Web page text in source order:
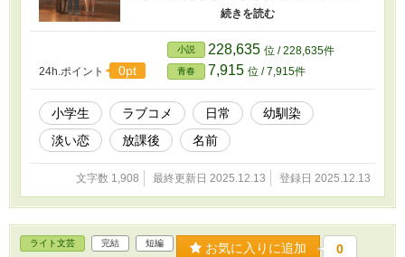
離感。 ただ名前の話をしていただけなのに、気
づけば、教室の空気は少しだけ違っていた。 こ
れは、大きな事件も派手な展開もない、幼馴染
二人の放課後を描いた、静かなラブコメ短編で
す。
24h.ポイント 0pt
小説 228,635 位 / 228,635件
青春 7,915 位 / 7,915件
小学生 ラブコメ 日常
幼馴染
淡い恋
放課後 名前
文字数 1,908 最終更新日 2025.12.13 登録日 2025.12.13
ライト文芸 完結 短編 お気に入りに追加 0